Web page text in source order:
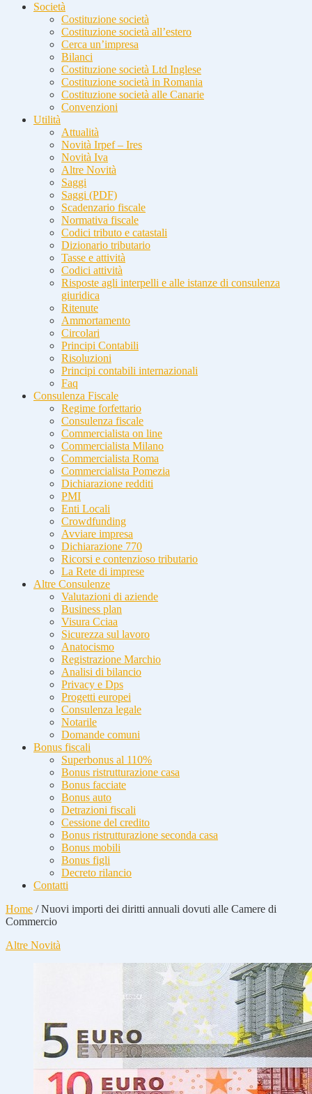
Società
Costituzione società
Costituzione società all’estero
Cerca un’impresa
Bilanci
Costituzione società Ltd Inglese
Costituzione società in Romania
Costituzione società alle Canarie
Convenzioni
Utilità
Attualità
Novità Irpef – Ires
Novità Iva
Altre Novità
Saggi
Saggi (PDF)
Scadenzario fiscale
Normativa fiscale
Codici tributo e catastali
Dizionario tributario
Tasse e attività
Codici attività
Risposte agli interpelli e alle istanze di consulenza
giuridica
Ritenute
Ammortamento
Circolari
Principi Contabili
Risoluzioni
Principi contabili internazionali
Faq
Consulenza Fiscale
Regime forfettario
Consulenza fiscale
Commercialista on line
Commercialista Milano
Commercialista Roma
Commercialista Pomezia
Dichiarazione redditi
PMI
Enti Locali
Crowdfunding
Avviare impresa
Dichiarazione 770
Ricorsi e contenzioso tributario
La Rete di imprese
Altre Consulenze
Valutazioni di aziende
Business plan
Visura Cciaa
Sicurezza sul lavoro
Anatocismo
Registrazione Marchio
Analisi di bilancio
Privacy e Dps
Progetti europei
Consulenza legale
Notarile
Domande comuni
Bonus fiscali
Superbonus al 110%
Bonus ristrutturazione casa
Bonus facciate
Bonus auto
Detrazioni fiscali
Cessione del credito
Bonus ristrutturazione seconda casa
Bonus mobili
Bonus figli
Decreto rilancio
Contatti
Home /Nuovi importi dei diritti annuali dovuti alle Camere di
Commercio
Altre Novità